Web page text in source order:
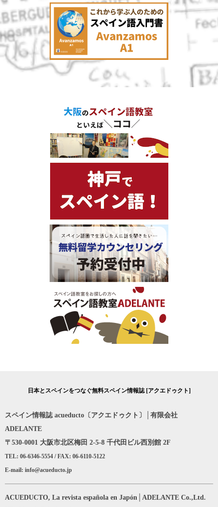
日本とスペインをつなぐ無料スペイン情報誌 [アクエドゥクト]
スペイン情報誌 acueducto〔アクエドゥクト〕│有限会社
ADELANTE
〒530-0001 大阪市北区梅田 2-5-8 千代田ビル西別館 2F
TEL: 06-6346-5554 / FAX: 06-6110-5122
E-mail: info@acueducto.jp
ACUEDUCTO, La revista española en Japón│ADELANTE Co.,Ltd.